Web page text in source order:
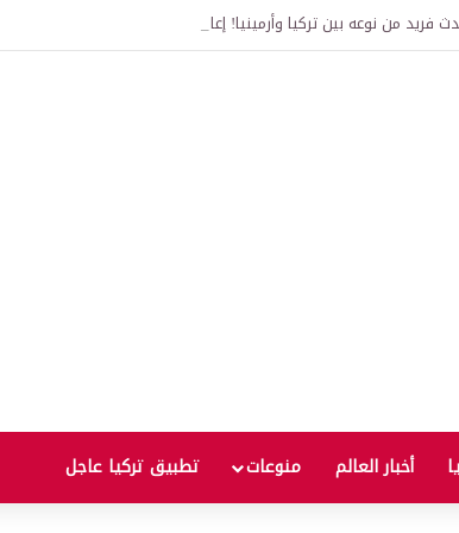
فريد من نوعه بين تركيا وأرمينيا! إعادة إحياء جسر “آني” رمز طريق
أخبار العالم منوعات تطبيق تركيا عاجل